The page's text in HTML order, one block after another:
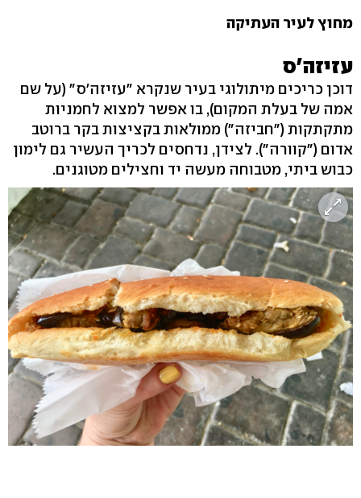
מחוץ לעיר העתיקה
עזיזה'ס
דוכן כריכים מיתולוגי בעיר שנקרא "עזיזה'ס" (על שם
אמה של בעלת המקום), בו אפשר למצוא לחמניות
מתקתקות ("חביזה") ממולאות בקציצות בקר ברוטב
אדום ("קוורה"). לצידן, נדחסים לכריך העשיר גם לימון
כבוש ביתי, מטבוחה מעשה יד וחצילים מטוגנים.